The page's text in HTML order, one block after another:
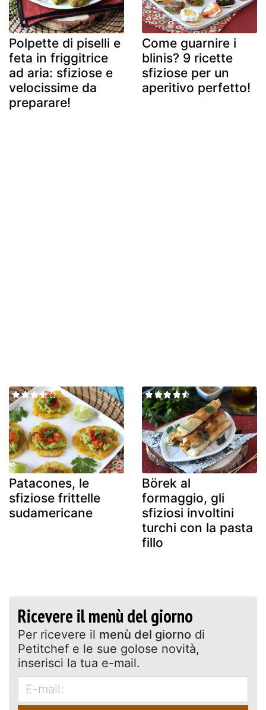
Polpette di piselli e
feta in friggitrice
ad aria: sfiziose e
velocissime da
preparare!
Come guarnire i
blinis? 9 ricette
sfiziose per un
aperitivo perfetto!
Patacones, le
sfiziose frittelle
sudamericane
Börek al
formaggio, gli
sfiziosi involtini
turchi con la pasta
fillo
Ricevere il menù del giorno
Per ricevere il menù del giorno di
Petitchef e le sue golose novità,
inserisci la tua e-mail.